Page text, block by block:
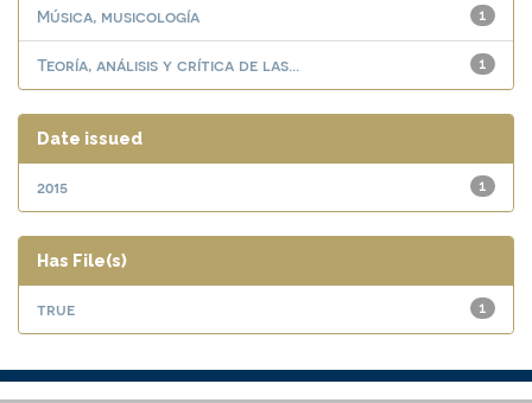
1
Música, musicología
1
Teoría, análisis y crítica de las...
Date issued
1
2015
Has File(s)
1
true